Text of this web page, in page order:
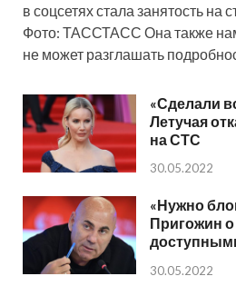
в соцсетях стала занятость на
Фото: ТАССТАСС Она также
не может разглашать
«Сделали
Летучая
на СТС
30.05.2022
«Нужно
Пригожин
30.05.2022